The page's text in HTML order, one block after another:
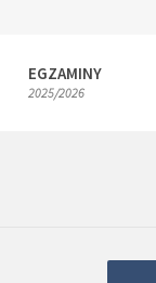
EGZAMINY
2025/2026